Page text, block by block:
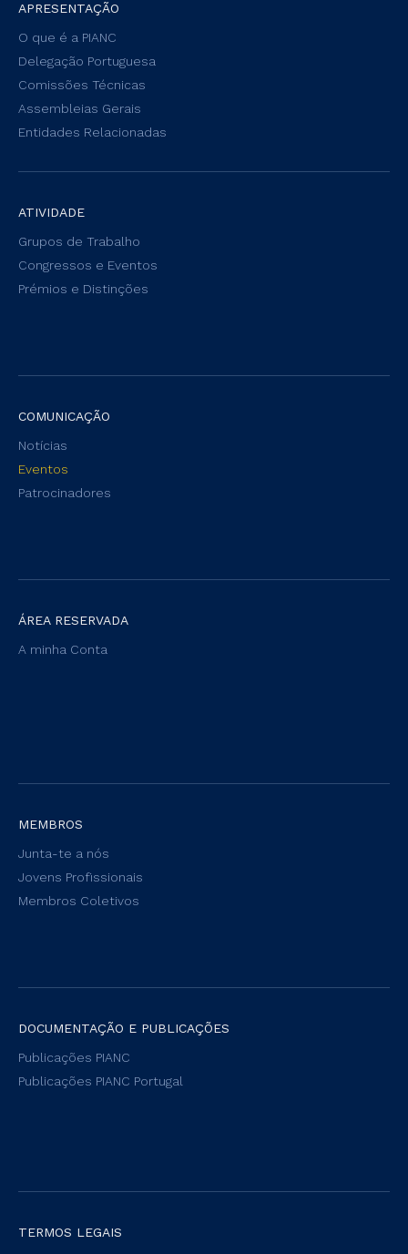
APRESENTAÇÃO
O que é a PIANC
Delegação Portuguesa
Comissões Técnicas
Assembleias Gerais
Entidades Relacionadas
ATIVIDADE
Grupos de Trabalho
Congressos e Eventos
Prémios e Distinções
COMUNICAÇÃO
Notícias
Eventos
Patrocinadores
ÁREA RESERVADA
A minha Conta
MEMBROS
Junta-te a nós
Jovens Profissionais
Membros Coletivos
DOCUMENTAÇÃO E PUBLICAÇÕES
Publicações PIANC
Publicações PIANC Portugal
TERMOS LEGAIS